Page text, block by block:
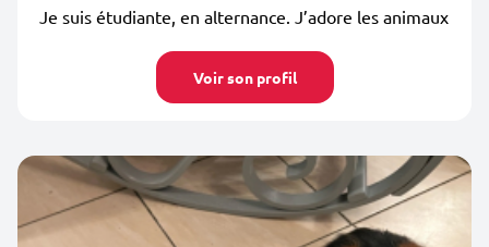
Je suis étudiante, en alternance. J’adore les animaux
Voir son profil